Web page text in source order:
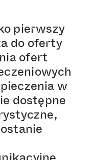
pierwszy
do oferty
ofert
w
dostępne